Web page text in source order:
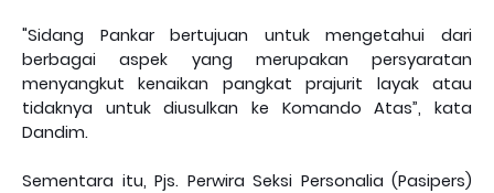
"Sidang Pankar bertujuan untuk mengetahui dari
berbagai aspek yang merupakan persyaratan
menyangkut kenaikan pangkatprajurit layak atau
tidaknya untuk diusulkan ke Komando Atas”, kata
Dandim.
Sementara itu, Pjs. Perwira Seksi Personalia (Pasipers)